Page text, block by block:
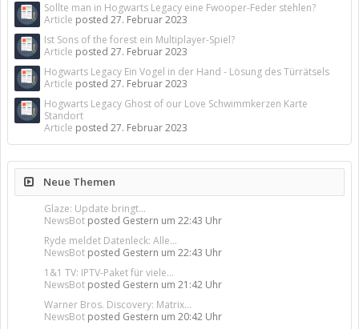
Sollte man in Hogwarts Legacy eine Fwooper-Feder stehlen?
Article posted 27. Februar 2023
Ist Sons of the forest ein Multiplayer-Spiel?
Article posted 27. Februar 2023
Hogwarts Legacy Ein Vogel in der Hand - Lösung des Türrätsels
Article posted 27. Februar 2023
Hogwarts Legacy Ghost of our Love Schwimmkerzen Karte
Standort
Article posted 27. Februar 2023
Neue Themen
Glaze: Update bringt...
NewsBot posted Gestern um 22:43 Uhr
Ryde meldet Datenleck: Alle...
NewsBot posted Gestern um 22:43 Uhr
1&1 TV: IPTV-Paket für viele...
NewsBot posted Gestern um 21:42 Uhr
Warner Bros. Discovery: Matrix...
NewsBot posted Gestern um 20:42 Uhr